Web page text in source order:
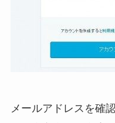
メールアドレスを確